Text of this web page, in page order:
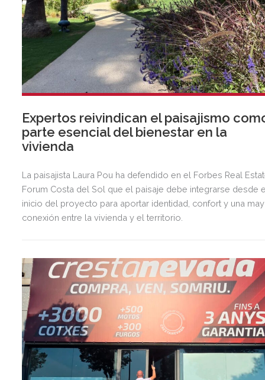
Expertos reivindican el paisajismo
parte esencial del bienestar en la
vivienda
La paisajista Laura Pou ha defendido en el Forbes Real
Forum Costa del Sol que el paisaje debe integrarse desde
inicio del proyecto para aportar identidad, confort y una
conexión entre la vivienda y el territorio.